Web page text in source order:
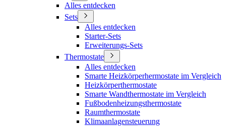
Alles entdecken
Sets
Alles entdecken
Starter-Sets
Erweiterungs-Sets
Thermostate
Alles entdecken
Smarte Heizkörperhermostate im Vergleich
Heizkörperthermostate
Smarte Wandthermostate im Vergleich
Fußbodenheizungsthermostate
Raumthermostate
Klimaanlagensteuerung